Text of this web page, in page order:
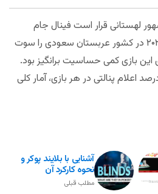
لهستانی قرار است فینال جام
باشگاه‌های جهان در سال ۲۰۲۳ در کشور عربستان سعودی را سوت
این بازی کمی حساسیت برانگیز بود.
۴.۲ کارت زرد و ۳۲ درصد اعلام پنالتی در هر بازی، آمار کلی
آشنایی با بلایند پوکر و
نحوه کارکرد آن
مطلب قبلی